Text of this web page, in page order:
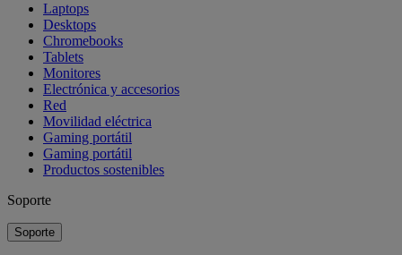
Laptops
Desktops
Chromebooks
Tablets
Monitores
Electrónica y accesorios
Red
Movilidad eléctrica
Gaming portátil
Gaming portátil
Productos sostenibles
Soporte
Soporte